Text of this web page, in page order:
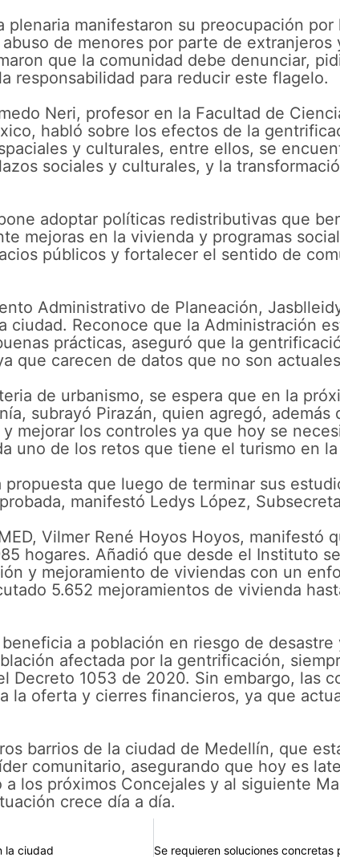
manifestaron su preocupación
de menores por parte de extranjeros
que la comunidad debe denunciar,
responsabilidad para reducir este flagelo.
Neri, profesor en la Facultad de
habló sobre los efectos de la
y culturales, entre ellos, se
sociales y culturales, y la
adoptar políticas redistributivas que
mejoras en la vivienda y programas
públicos y fortalecer el sentido de
Administrativo de Planeación,
ciudad. Reconoce que la Administración
prácticas, aseguró que la
que carecen de datos que no son
de urbanismo, se espera que en la
subrayó Pirazán, quien agregó, además
mejorar los controles ya que hoy se
uno de los retos que tiene el turismo en
que luego de terminar sus
manifestó Ledys López,
Vilmer René Hoyos Hoyos, manifestó
hogares. Añadió que desde el Instituto
y mejoramiento de viviendas con un
5.652 mejoramientos de vivienda
a población en riesgo de
afectada por la gentrificación,
Decreto 1053 de 2020. Sin embargo, las
la oferta y cierres financieros, ya que
barrios de la ciudad de Medellín, que
comunitario, asegurando que hoy es
los próximos Concejales y al siguiente
crece día a día.
la ciudad